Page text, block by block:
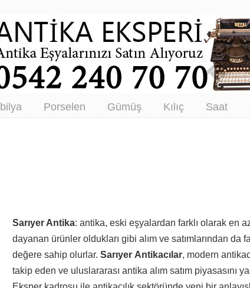
– Antika Eşya Alanlar –
Porselen Gümüş Kılıç Saat
Sarıyer Antika: antika, eski eşyalardan farklı olarak en
dayanan ürünler oldukları gibi alım ve satımlarından da
değere sahip olurlar. Sarıyer Antikacılar, modern
takip eden ve uluslararası antika alım satım piyasasını